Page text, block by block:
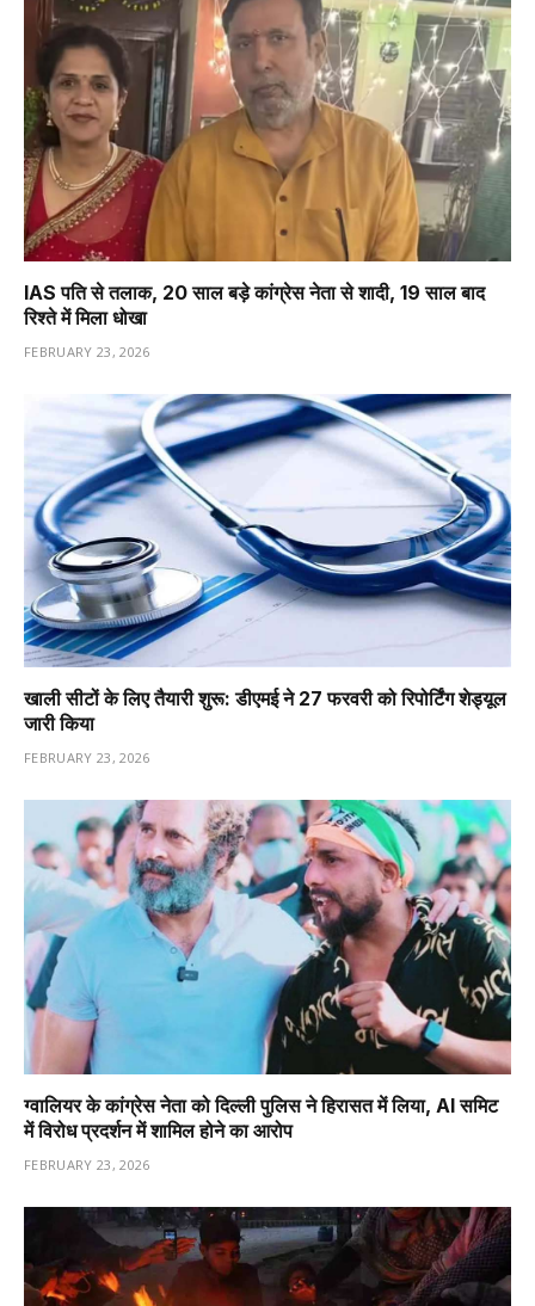
IAS पति से तलाक, 20 साल बड़े कांग्रेस नेता से शादी, 19 साल बाद
रिश्ते में मिला धोखा
FEBRUARY 23, 2026
खाली सीटों के लिए तैयारी शुरू: डीएमई ने 27 फरवरी को रिपोर्टिंग शेड्यूल
जारी किया
FEBRUARY 23, 2026
ग्वालियर के कांग्रेस नेता को दिल्ली पुलिस ने हिरासत में लिया, AI समिट
में विरोध प्रदर्शन में शामिल होने का आरोप
FEBRUARY 23, 2026